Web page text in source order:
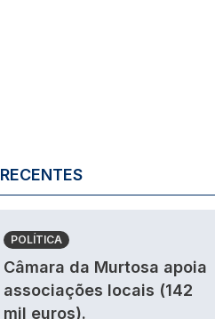
RECENTES
POLÍTICA
Câmara da Murtosa apoia
associações locais (142
mil euros).